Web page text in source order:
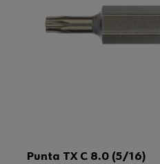
Punta TX C 8.0 (5/16)